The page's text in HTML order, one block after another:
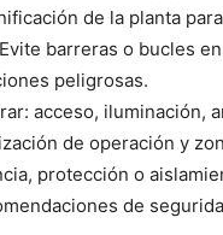
de la planta
barreras o bucles
peligrosas.
acceso, iluminación,
de operación y
protección o
de